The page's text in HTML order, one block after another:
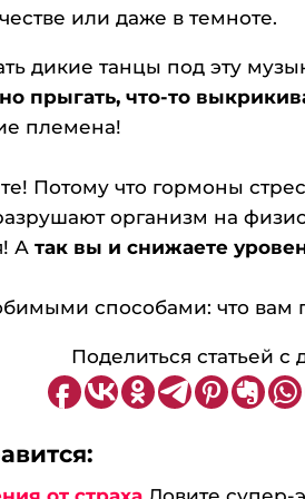
или даже в темноте.
дикие танцы под эту
прыгать, что-то
племена!
Потому что гормоны
организм на
Атак вы и снижаете
способами: что вам
Поделиться статьей с